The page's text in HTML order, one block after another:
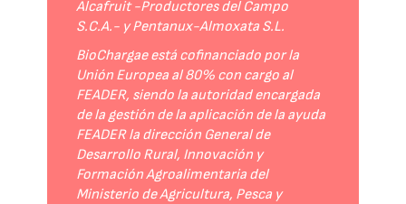
Alcafruit -Productores del Campo
S.C.A.- y Pentanux-Almoxata S.L.
BioChargae está cofinanciado por la
Unión Europea al 80% con cargo al
FEADER, siendo la autoridad encargada
de la gestión de la aplicación de la ayuda
FEADER la dirección General de
Desarrollo Rural, Innovación y
Formación Agroalimentaria del
Ministerio de Agricultura, Pesca y